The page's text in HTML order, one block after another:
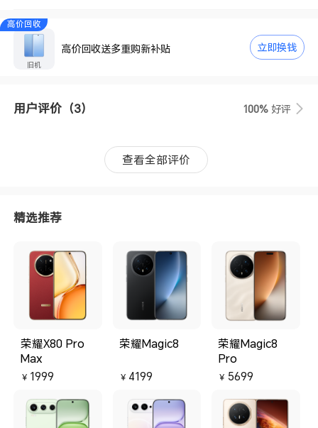
高价回收
旧机
高价回收送多重购新补贴 立即换钱
用户评价 （3） 100% 好评
查看全部评价
精选推荐
荣耀X80 Pro
Max
￥ 1999
荣耀Magic8
￥ 4199
荣耀Magic8
Pro
￥ 5699